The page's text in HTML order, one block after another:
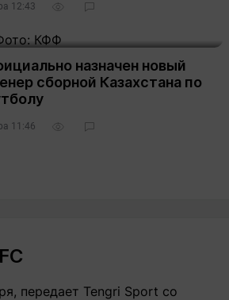
12:43
назначен новый
сборной Казахстана по
11:46
передает Tengri Sport со